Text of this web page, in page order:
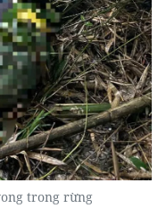
trong rừng